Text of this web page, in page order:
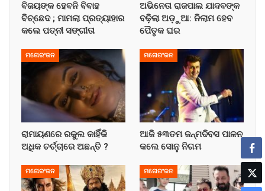
ବିଜୟଙ୍କ ହେବନି ବିବାହ
ବିଚ୍ଛେଦ ; ମାମଲା ପ୍ରତ୍ୟାହାର
କଲେ ପତ୍ନୀ ସଙ୍ଗୀତା
ଅଭିନେତା ରାଜପାଲ ଯାଦବଙ୍କ
ବଢ଼ିଲା ଅଡ଼ୁଆ: ନିଲାମ ହେବ
ପୈତୃକ ଘର
ମନୋରଂଜନ
ରାମାୟଣରେ ରକୁଲ କାହିଁକି
ଅଧିକ ଚର୍ଚ୍ଚାରେ ଅଛନ୍ତି ?
ମନୋରଂଜନ
ଆଜି ୫୩ତମ ଜନ୍ମଦିବସ ପାଳନ
କଲେ ସୋନୁ ନିଗମ
ମନୋରଂଜନ ମନୋରଂଜନ